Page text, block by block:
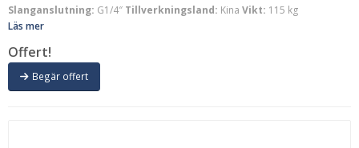
Slanganslutning: G1/4″ Tillverkningsland: Kina Vikt: 115 kg
Läs mer
Offert!
Begär offert